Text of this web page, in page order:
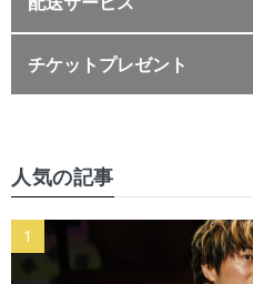
チケットプレゼント
人気の記事